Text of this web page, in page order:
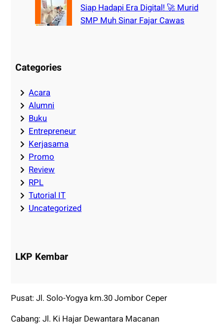
Siap Hadapi Era Digital! 🚀 Murid
SMP Muh Sinar Fajar Cawas
Categories
Acara
Alumni
Buku
Entrepreneur
Kerjasama
Promo
Review
RPL
Tutorial IT
Uncategorized
LKP Kembar
Pusat: Jl. Solo-Yogya km.30 Jombor Ceper
Cabang: Jl. Ki Hajar Dewantara Macanan